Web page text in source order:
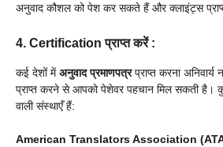
अनुवाद कौशल को पेश कर सकते हैं और क्लाइंट्स
4. Certification प्राप्त करें :
कई देशों मेंअनुवाद प्रमाणपत्रप्राप्त करना
प्राप्त करने से आपको पेशेवर पहचान मिल सकती है।
वाली संस्थाएँ हैं:
American Translators Association